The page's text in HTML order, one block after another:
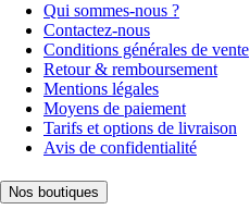
Qui sommes-nous ?
Contactez-nous
Conditions générales de vente
Retour & remboursement
Mentions légales
Moyens de paiement
Tarifs et options de livraison
Avis de confidentialité
Nos boutiques